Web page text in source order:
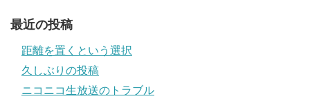
最近の投稿
距離を置くという選択
久しぶりの投稿
ニコニコ生放送のトラブル